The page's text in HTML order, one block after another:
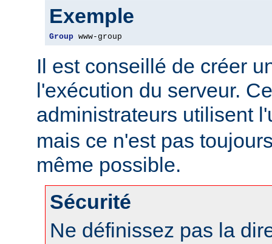
Exemple
Group www-group
Il est conseillé de créer
l'exécution du serveur.
administrateurs utilisent
mais ce n'est pas
même possible.
Sécurité
Ne définissez pas la